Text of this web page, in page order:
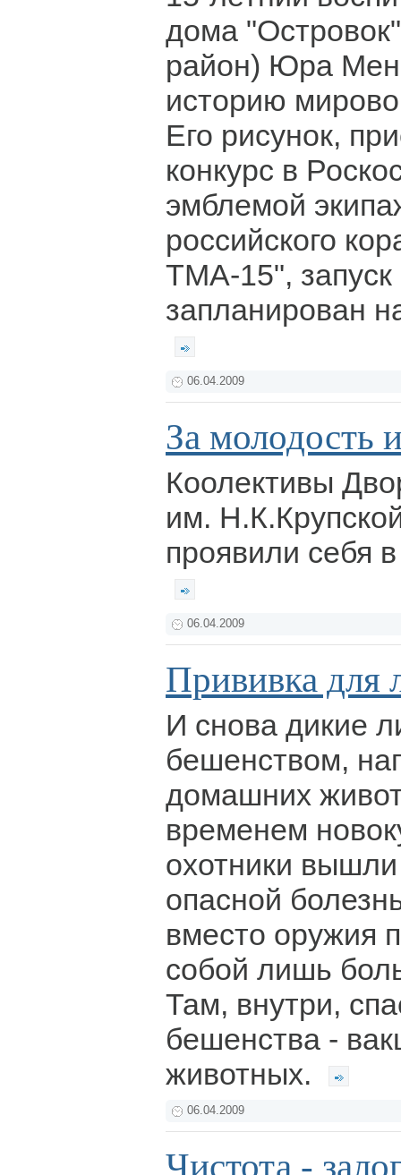
дома
район) Юра
историю
Его рисунок,
конкурс в
эмблемой
российского
ТМА-15", запуск
запланирован
06.04.2009
За молодость
Коолективы
им.
проявили себя
06.04.2009
Прививка для
И снова дикие
бешенством,
домашних
временем
охотники
опасной
вместо оружия
собой лишь
Там, внутри,
бешенства -
животных.
06.04.2009
Чистота -